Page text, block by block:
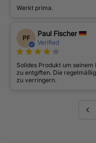
Werkt prima.
PF
Paul Fischer
Verified
Solides Produkt um
zu entgiften. Die
zu verringern.